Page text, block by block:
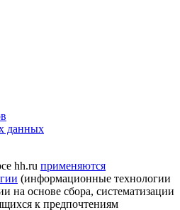
данных
hh.ru применяются
(информационные технологии
на основе сбора, систематизации
к предпочтениям